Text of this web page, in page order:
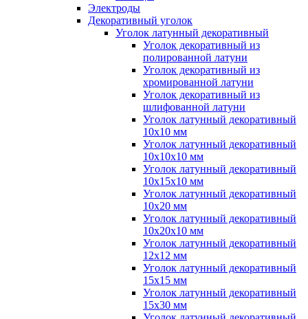
Электроды
Декоративный уголок
Уголок латунный декоративный
Уголок декоративный из
полированной латуни
Уголок декоративный из
хромированной латуни
Уголок декоративный из
шлифованной латуни
Уголок латунный декоративный
10x10 мм
Уголок латунный декоративный
10x10x10 мм
Уголок латунный декоративный
10x15x10 мм
Уголок латунный декоративный
10x20 мм
Уголок латунный декоративный
10x20x10 мм
Уголок латунный декоративный
12x12 мм
Уголок латунный декоративный
15x15 мм
Уголок латунный декоративный
15x30 мм